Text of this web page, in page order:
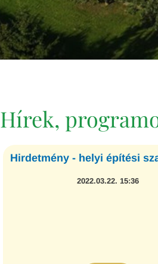
Hírek,
Hirdetmény - helyi építési
2022.03.22. 15:36